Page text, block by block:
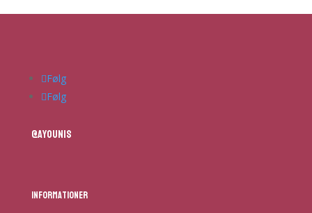
Følg
Følg
@ayounis
Informationer